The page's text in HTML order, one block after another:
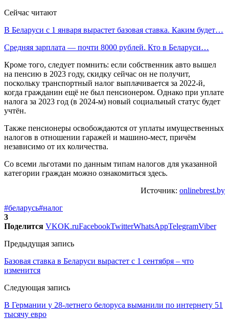
Сейчас читают
В Беларуси с 1 января вырастет базовая ставка. Каким будет…
Средняя зарплата — почти 8000 рублей. Кто в Беларуси…
Кроме того, следует помнить: если собственник авто вышел
на пенсию в 2023 году, скидку сейчас он не получит,
поскольку транспортный налог выплачивается за 2022-й,
когда гражданин ещё не был пенсионером. Однако при уплате
налога за 2023 год (в 2024-м) новый социальный статус будет
учтён.
Также пенсионеры освобождаются от уплаты имущественных
налогов в отношении гаражей и машино-мест, причём
независимо от их количества.
Со всеми льготами по данным типам налогов для указанной
категории граждан можно ознакомиться здесь.
Источник: onlinebrest.by
#беларусь#налог
3
Поделится VKOK.ruFacebookTwitterWhatsAppTelegramViber
Предыдущая запись
Базовая ставка в Беларуси вырастет с 1 сентября – что
изменится
Следующая запись
В Германии у 28-летнего белоруса выманили по интернету 51
тысячу евро